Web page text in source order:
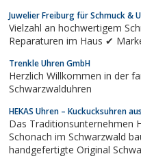
Juwelier Freiburg für Schmuck &
Vielzahl an hochwertigem Schmuck, Uhren &
Trenkle Uhren GmbH
Herzlich Willkommen in der
Schwarzwalduhren
HEKAS Uhren – Kuckucksuhren
Das Traditionsunternehmen
Schonach im Schwarzwald
handgefertigte Original